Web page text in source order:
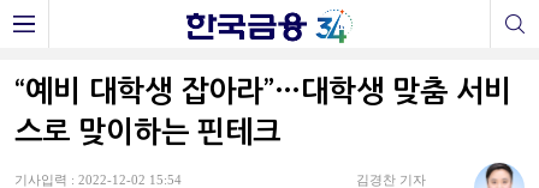
“예비 대학생 잡아라”…대학생 맞춤 서비
스로 맞이하는 핀테크
기사입력 : 2022-12-02 15:54
김경찬 기자